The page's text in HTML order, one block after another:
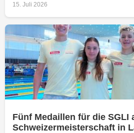
15. Juli 2026
Fünf Medaillen für die SGLI
Schweizermeisterschaft in